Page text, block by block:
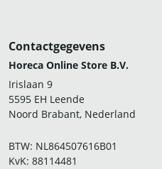
Contactgegevens
Horeca Online Store B.V.
Irislaan 9
5595 EH Leende
Noord Brabant, Nederland
BTW: NL864507616B01
KvK: 88114481